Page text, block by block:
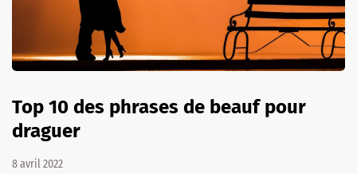
Top 10 des phrases de beauf pour
draguer
8 avril 2022